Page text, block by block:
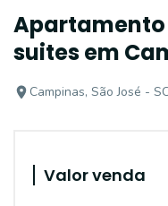
Apartamento
suites em
Campinas, São José -
Valor venda